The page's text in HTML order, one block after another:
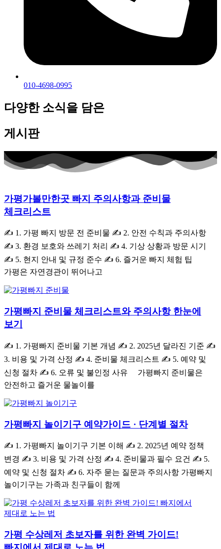
010-4698-0995
다양한 소식을 담은
게시판
가평가볼만한곳 빠지 주의사항과 준비물
체크리스트
✍ 1. 가평 빠지 방문 전 준비물 ✍ 2. 안전 수칙과 주의사항
✍ 3. 환경 보호와 쓰레기 처리 ✍ 4. 기상 상황과 방문 시기
✍ 5. 현지 안내 및 규정 준수 ✍ 6. 즐거운 빠지 체험 팁
가평은 자연경관이 뛰어나고
가평빠지 준비물 체크리스트와 주의사항 한눈에
보기
✍ 1. 가평빠지 준비물 기본 개념 ✍ 2. 2025년 달라진 기준 ✍
3. 비용 및 가격 산정 ✍ 4. 준비물 체크리스트 ✍ 5. 예약 및
신청 절차 ✍ 6. 오류 및 불인정 사유 가평빠지 준비물은
안전하고 즐거운 물놀이를
가평빠지 놀이기구 예약가이드 · 단계별 절차
✍ 1. 가평빠지 놀이기구 기본 이해 ✍ 2. 2025년 예약 정책
변경 ✍ 3. 비용 및 가격 산정 ✍ 4. 준비물과 필수 요건 ✍ 5.
예약 및 신청 절차 ✍ 6. 자주 묻는 질문과 주의사항 가평빠지
놀이기구는 가족과 친구들이 함께
가평 수상레저 초보자를 위한 완벽 가이드!